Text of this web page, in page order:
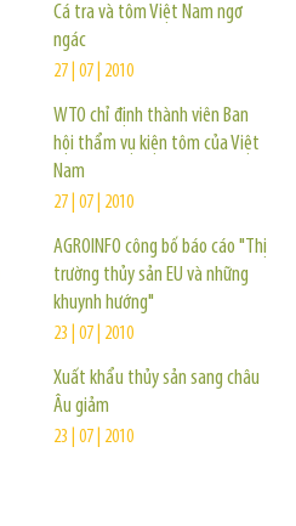
Cá tra và tôm Việt Nam ngơ
ngác
27 | 07 | 2010
WTO chỉ định thành viên Ban
hội thẩm vụ kiện tôm của Việt
Nam
27 | 07 | 2010
AGROINFO công bố báo cáo "Thị
trường thủy sản EU và những
khuynh hướng"
23 | 07 | 2010
Xuất khẩu thủy sản sang châu
Âu giảm
23 | 07 | 2010